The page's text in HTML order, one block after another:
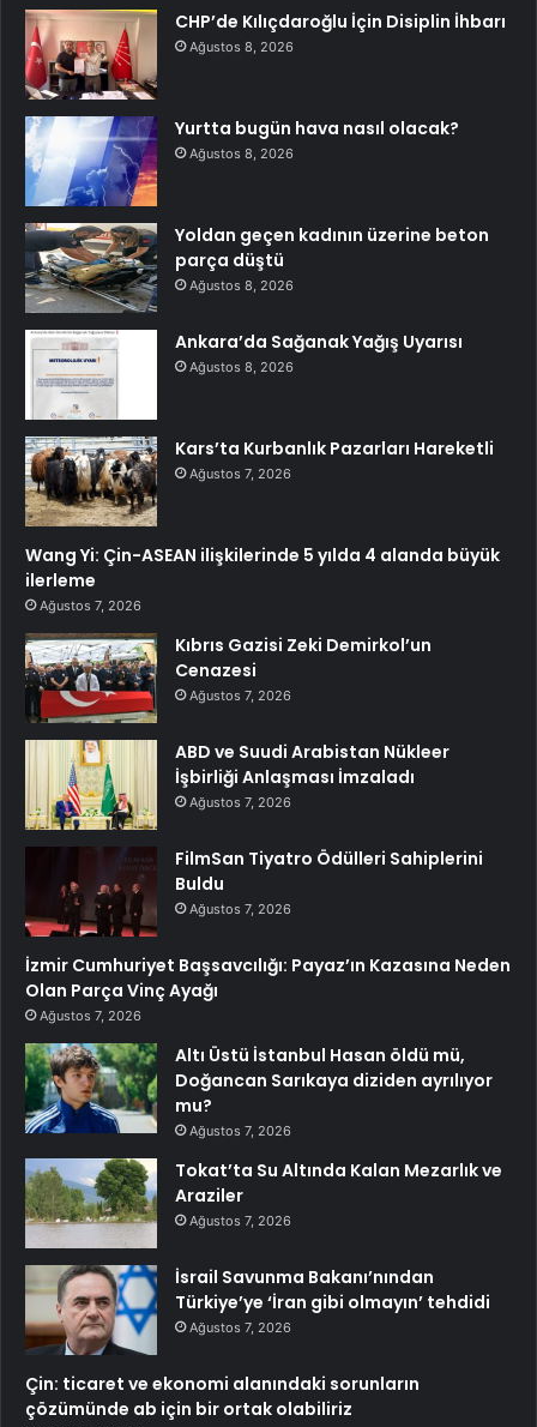
CHP’de Kılıçdaroğlu İçin Disiplin İhbarı
Ağustos 8, 2026
Yurtta bugün hava nasıl olacak?
Ağustos 8, 2026
Yoldan geçen kadının üzerine beton
parça düştü
Ağustos 8, 2026
Ankara’da Sağanak Yağış Uyarısı
Ağustos 8, 2026
Kars’ta Kurbanlık Pazarları Hareketli
Ağustos 7, 2026
Wang Yi: Çin-ASEAN ilişkilerinde 5 yılda 4 alanda büyük
ilerleme
Ağustos 7, 2026
Kıbrıs Gazisi Zeki Demirkol’un
Cenazesi
Ağustos 7, 2026
ABD ve Suudi Arabistan Nükleer
İşbirliği Anlaşması İmzaladı
Ağustos 7, 2026
FilmSan Tiyatro Ödülleri Sahiplerini
Buldu
Ağustos 7, 2026
İzmir Cumhuriyet Başsavcılığı: Payaz’ın Kazasına Neden
Olan Parça Vinç Ayağı
Ağustos 7, 2026
Altı Üstü İstanbul Hasan öldü mü,
Doğancan Sarıkaya diziden ayrılıyor
mu?
Ağustos 7, 2026
Tokat’ta Su Altında Kalan Mezarlık ve
Araziler
Ağustos 7, 2026
İsrail Savunma Bakanı’nından
Türkiye’ye ‘İran gibi olmayın’ tehdidi
Ağustos 7, 2026
Çin: ticaret ve ekonomi alanındaki sorunların
çözümünde ab için bir ortak olabiliriz